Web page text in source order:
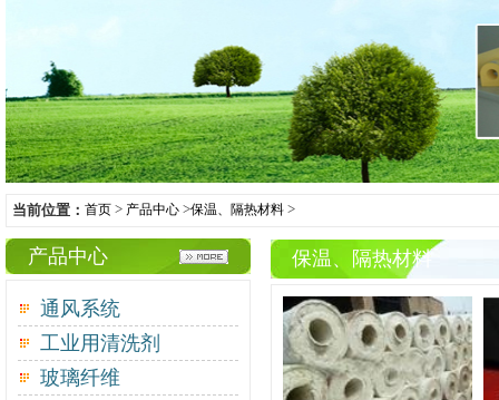
当前位置： 首页 > 产品中心 >保温、隔热材料 >
产品中心
通风系统
工业用清洗剂
玻璃纤维
保温、隔热材料